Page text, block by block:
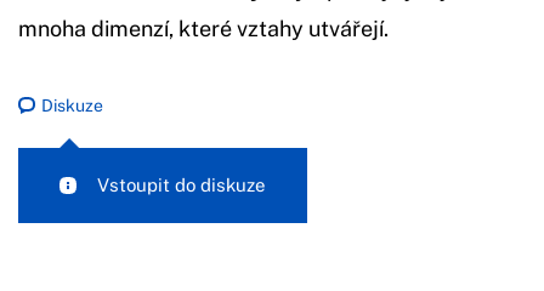
mnoha dimenzí, které vztahy utvářejí.
Diskuze
Vstoupit do diskuze